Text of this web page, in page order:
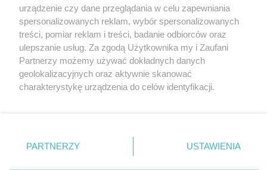
Nie zapomnij
zapoznać się z:
polityką prywatności
Twojemiasto
Piekary Śląskie
Chorzów
Tarnowskie Góry
Gliwice
Skontakuj sięz nami
Kontakt
Redakcja
Newsletter
urządzenie czy dane przeglądania w celu zapewniania
spersonalizowanych reklam, wybór spersonalizowanych
treści, pomiar reklam i treści, badanie odbiorców oraz
ulepszanie usług. Za zgodą Użytkownika my i Zaufani
Partnerzy możemy używać dokładnych danych
geolokalizacyjnych oraz aktywnie skanować
charakterystykę urządzenia do celów identyfikacji.
zmienić/wycofać klikając przycisk ustawień prywatności
znajdujący się w lewym dolnym rogu strony
rodzaje przetwarzania danych nie wymagają zgody
PARTNERZY USTAWIENIA